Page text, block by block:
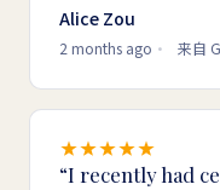
Alice Zou
2 months ago 来自
I recently had